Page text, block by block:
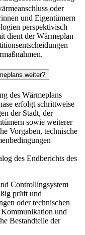
oder
und Eigentümern
perspektivisch
dient der Wärmeplan
weiter?
des Wärmeplans
erfolgt schrittweise
der Stadt, der
sowie weiterer
Vorgaben, technische
des Endberichts des
Controllingsystem
prüft und
oder technischen
und
Bestandteile der